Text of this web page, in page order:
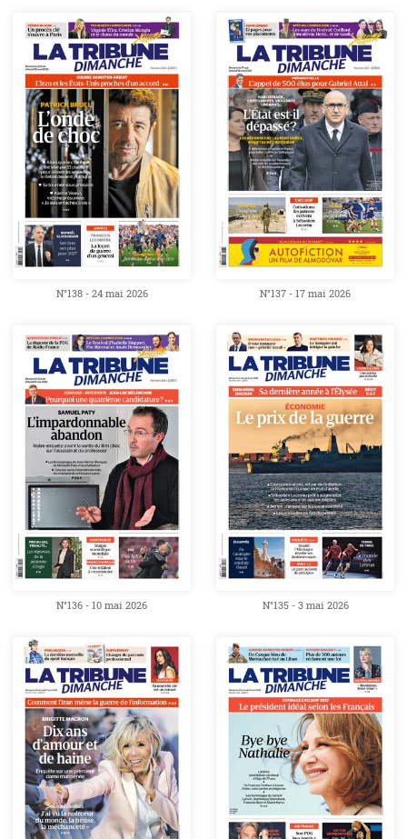
N°138 - 24 mai 2026 N°137 - 17 mai 2026
N°136 - 10 mai 2026 N°135 - 3 mai 2026